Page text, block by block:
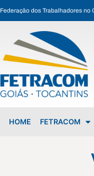
Federação dos Trabalhadores no
HOME FETRACOM